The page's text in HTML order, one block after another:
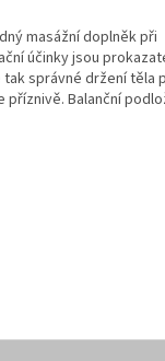
masážní doplněk při
účinky jsou
správné držení těla
Balanční